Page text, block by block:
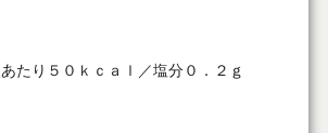
あたり５０ｋｃａｌ／塩分０．２ｇ